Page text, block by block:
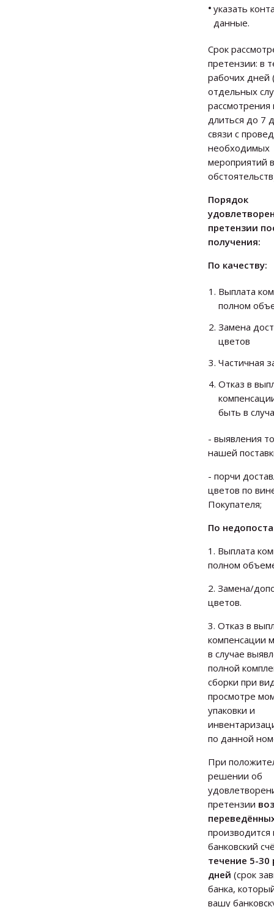
указать
данные.
Срок
претензии: в
рабочих дней
отдельных
длиться до 7
связи с
необходимых
мероприятий
Порядок
претензии
получения:
По качеству:
Выплата
полном
Замена
цветов
Частичная
Отказ в
быть в
- выявления
нашей
- порчи
цветов по
Покупателя;
По
1. Выплата
полном
2. Замена/
цветов.
3. Отказ в
компенсации
в случае
полной
сборки при
просмотре
упаковки и
по данной
При
решении об
претензии
банковский
течение 5-30
дней (срок
банка,
вашу